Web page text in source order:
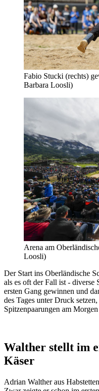
Fabio Stucki (rechts)
Barbara Loosli)
Arena am
Loosli)
Der Start ins Oberländische
als es oft der Fall ist - diverse
ersten Gang gewinnen und
des Tages unter Druck
Spitzenpaarungen am
Walther stellt im
Käser
Adrian Walther aus